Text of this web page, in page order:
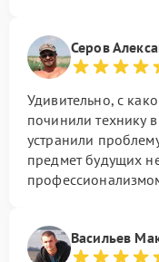
Серов
Удивительно, с
починили технику
устранили
предмет будущих
Васильев